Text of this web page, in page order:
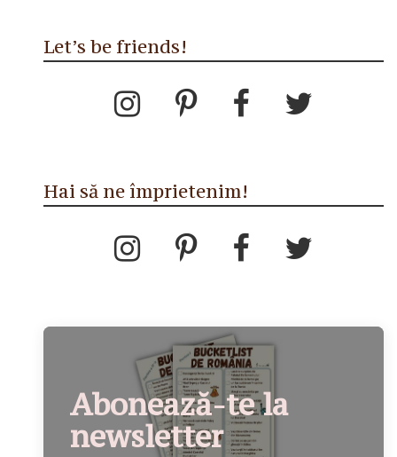
Let’s be friends!
Hai să ne împrietenim!
Abonează-te la
newsletter